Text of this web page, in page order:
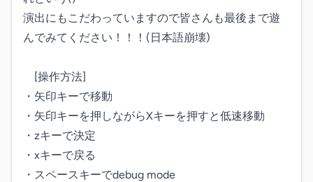
演出にもこだわっていますので皆さんも最後まで遊
んでみてください！！！(日本語崩壊)
[操作方法]
・矢印キーで移動
・矢印キーを押しながらXキーを押すと低速移動
・zキーで決定
・xキーで戻る
・スペースキーでdebug mode